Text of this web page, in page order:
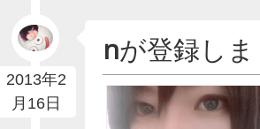
2013年2
月16日
nが登録しま